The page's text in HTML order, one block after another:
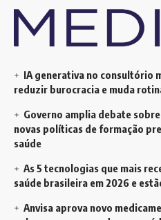
IA generativa no consultório
reduzir burocracia e muda
Governo amplia debate
novas políticas de formação
saúde
As 5 tecnologias que mais
saúde brasileira em 2026 e
Anvisa aprova novo